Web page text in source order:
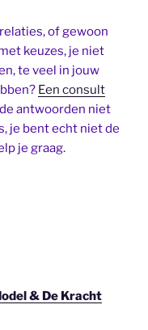
of gewoon
keuzes, je niet
te veel in jouw
Een consult
antwoorden niet
je bent echt niet de
je graag.
& De Kracht